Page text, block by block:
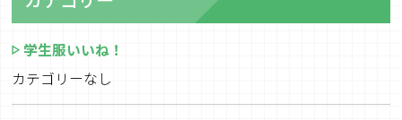
学生服いいね！
カテゴリーなし